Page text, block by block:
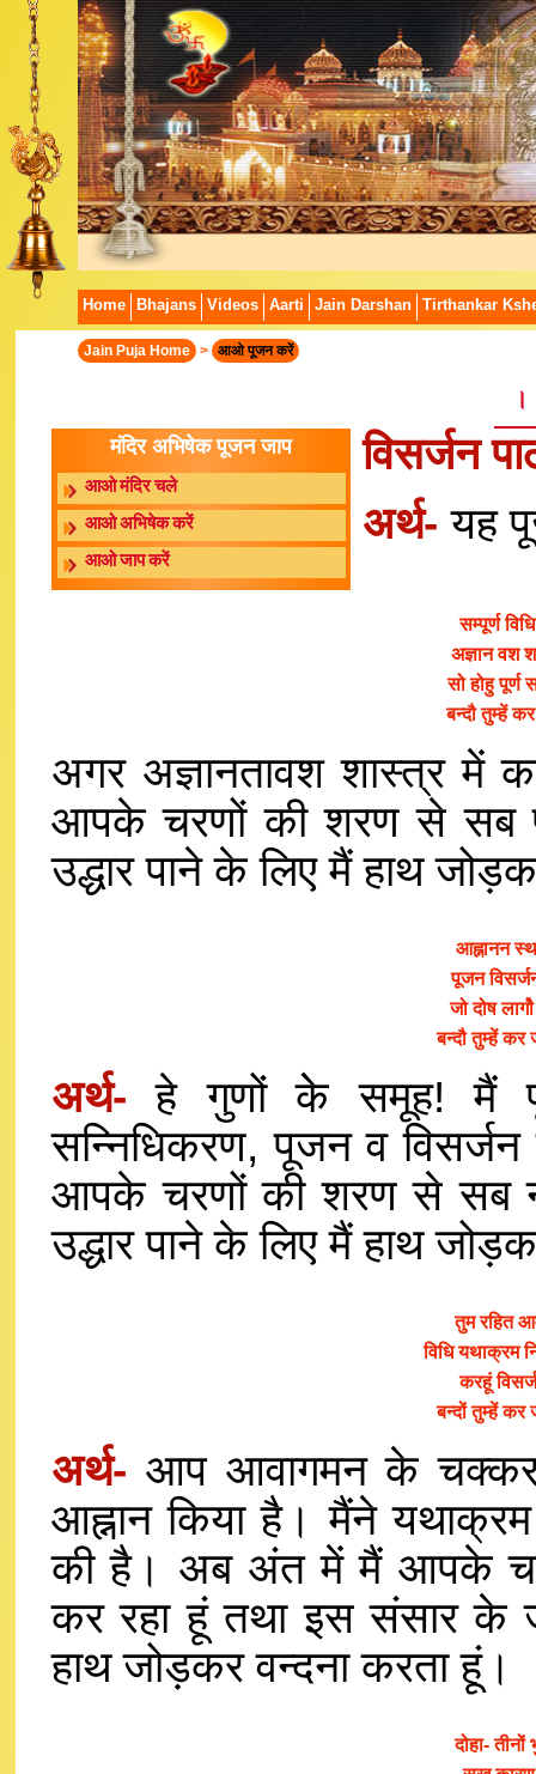
Home Bhajans Videos Aarti Jain Darshan Tirthankar
Jain Puja Home > आओ पूजन करें
मंदिर अभिषेक पूजन जाप
आओ मंदिर चले
आओ अभिषेक करें
आओ जाप करें
विसर्जन
सम्पूर्ण
अज्ञान वश
सो होहु
बन्दौ तुम्हें
अर्थ-यह
अगर अज्ञानतावश शास्त्र में
आपके चरणों की शरण से सब
उद्धार पाने के लिए मैं हाथ
आह्नानन
पूजन
जो दोष
बन्दौ तुम्हें
अर्थ-हे गुणों केे समूह! मैं
सन्निधिकरण, पूजन व विसर्जन
आपके चरणों की शरण से सब
उद्धार पाने के लिए मैं हाथ
तुम रहित
विधि यथाक्रम
करहूं
बन्दों तुम्हें
अर्थ- आप आवागमन के चक्कर
आह्नान किया है। मैंने
की है। अब अंत में मैं आपके
कर रहा हूं तथा इस संसार के
हाथ जोड़कर वन्दना करता हूं।
दोहा-